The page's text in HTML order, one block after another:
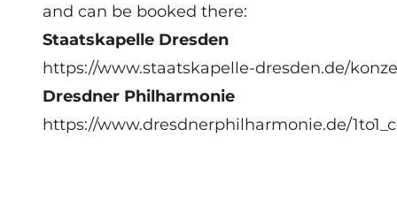
and can be booked there:
Staatskapelle Dresden
https://www.staatskapelle-dresden.de/
Dresdner Philharmonie
https://www.dresdnerphilharmonie.de/